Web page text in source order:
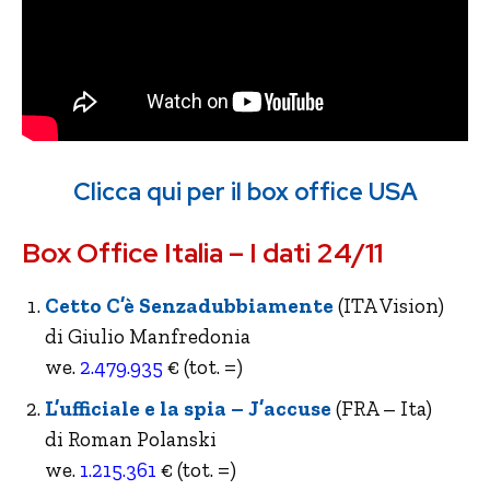
Clicca qui per il box office USA
Box Office Italia – I dati 24/11
Cetto C’è Senzadubbiamente (ITA Vision)
di Giulio Manfredonia
we. 2.479.935 € (tot. =)
L’ufficiale e la spia – J’accuse (FRA – Ita)
di Roman Polanski
we. 1.215.361 € (tot. =)